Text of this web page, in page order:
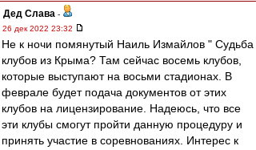
Дед Слава -
26 дек 2022 23:32
Не к ночи помянутый Наиль Измайлов " Судьба
клубов из Крыма? Там сейчас восемь клубов,
которые выступают на восьми стадионах. В
феврале будет подача документов от этих
клубов на лицензирование. Надеюсь, что все
эти клубы смогут пройти данную процедуру и
принять участие в соревнованиях. Интерес к